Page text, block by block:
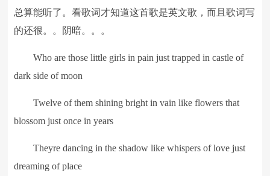
总算能听了。看歌词才知道这首歌是英文歌，而且歌词写
的还很。。阴暗。。。
Who are those little girls in pain just trapped in castle of
dark side of moon
Twelve of them shining bright in vain like flowers that
blossom just once in years
Theyre dancing in the shadow like whispers of love just
dreaming of place